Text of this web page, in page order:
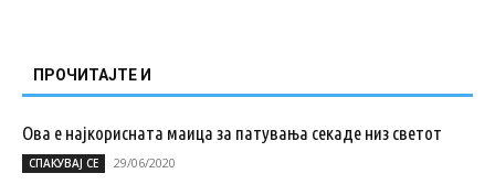
ПРОЧИТАЈТЕ И
Ова е најкорисната маица за патувања секаде низ светот
СПАКУВАЈ СЕ 29/06/2020